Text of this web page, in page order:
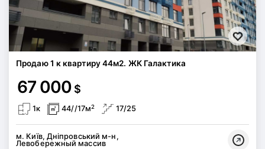
Продаю 1 к квартиру 44м2. ЖК Галактика
67 000 $
1к 44//17м2 17/25
м. Київ, Дніпровський м-н,
Левобережный массив